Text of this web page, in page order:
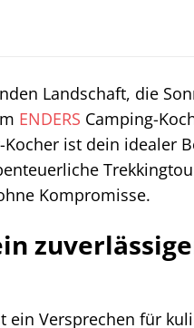
Landschaft, die
ENDERS Camping-
ist dein idealer
Kompromisse.
ein Versprechen für